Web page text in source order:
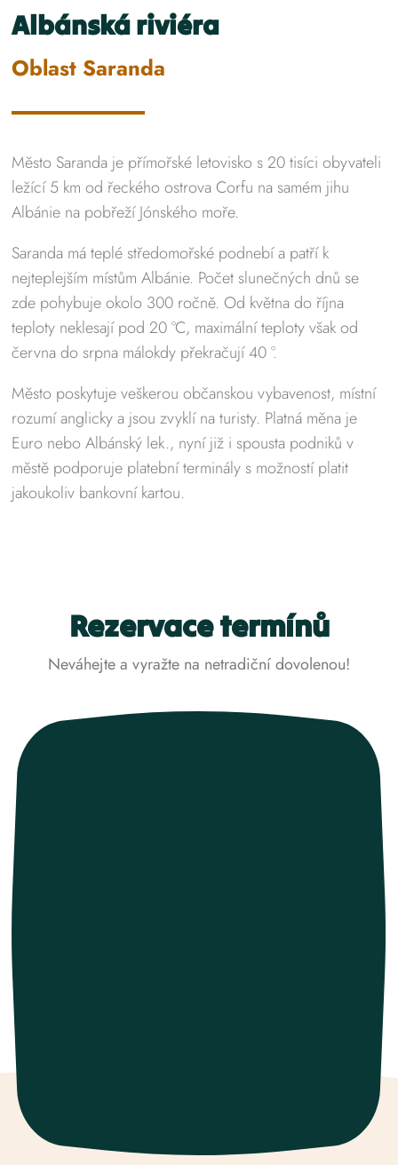
Albánská riviéra
Oblast Saranda
Město Saranda je přímořské letovisko s 20 tisíci obyvateli
ležící 5 km od řeckého ostrova Corfu na samém jihu
Albánie na pobřeží Jónského moře.
Saranda má teplé středomořské podnebí a patří k
nejteplejším místům Albánie. Počet slunečných dnů se
zde pohybuje okolo 300 ročně. Od května do října
teploty neklesají pod 20 °C, maximální teploty však od
června do srpna málokdy překračují 40 °.
Město poskytuje veškerou občanskou vybavenost, místní
rozumí anglicky a jsou zvyklí na turisty. Platná měna je
Euro nebo Albánský lek., nyní již i spousta podniků v
městě podporuje platební terminály s možností platit
jakoukoliv bankovní kartou.
Rezervace termínů
Neváhejte a vyražte na netradiční dovolenou!